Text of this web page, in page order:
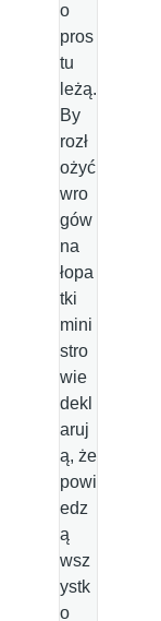
o
pros
tu
leżą.
By
rozł
ożyć
wro
gów
na
łopa
tki
mini
stro
wie
dekl
aruj
ą, że
powi
edz
ą
wsz
ystk
o